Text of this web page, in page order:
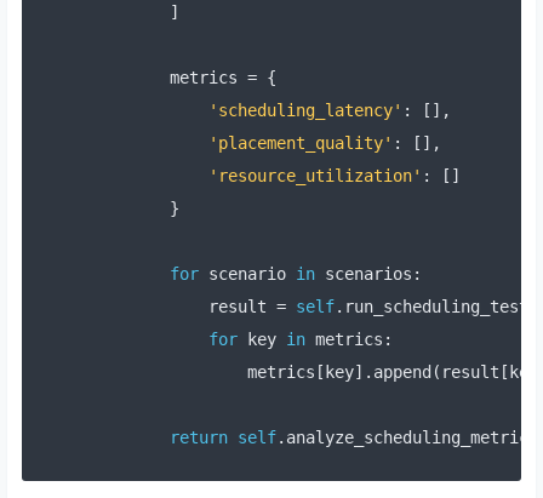
]
        metrics
= {
'scheduling_latency' :
[],
'placement_quality' :
[],
'resource_utilization' :
[]
}
for scenario in scenarios :
            result
= self. run_scheduling_test
for key in metrics :
                metrics
[key]. append ( result [key
return self. analyze_scheduling_metrics